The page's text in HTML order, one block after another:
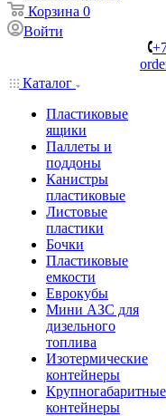
Корзина 0
Войти
Каталог
Пластиковые
ящики
Паллеты и
поддоны
Канистры
пластиковые
Листовые
пластики
Бочки
Пластиковые
емкости
Еврокубы
Мини АЗС для
дизельного
топлива
Изотермические
контейнеры
Крупногабаритные
контейнеры